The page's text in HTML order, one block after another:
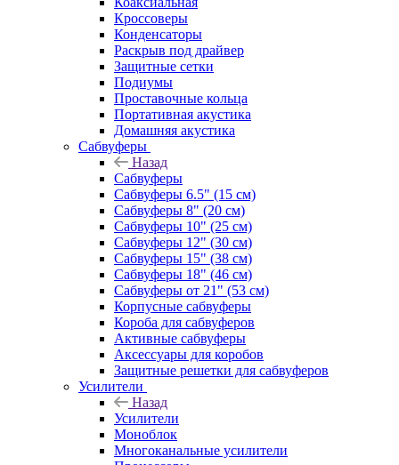
Кроссоверы
Конденсаторы
Раскрыв под драйвер
Защитные сетки
Подиумы
Проставочные кольца
Портативная акустика
Домашняя акустика
Сабвуферы
Назад
Сабвуферы
Сабвуферы 6.5" (15 см)
Сабвуферы 8" (20 см)
Сабвуферы 10" (25 см)
Сабвуферы 12" (30 см)
Сабвуферы 15" (38 см)
Сабвуферы 18" (46 см)
Сабвуферы от 21" (53 см)
Корпусные сабвуферы
Короба для сабвуферов
Активные сабвуферы
Аксессуары для коробов
Защитные решетки для сабвуферов
Усилители
Назад
Усилители
Моноблок
Многоканальные усилители